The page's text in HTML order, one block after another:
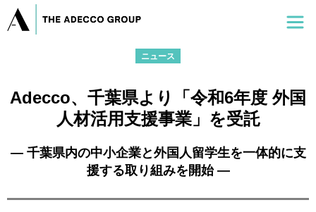
ニュース
Adecco、千葉県より「令和6年度 外国
人材活用支援事業」を受託
― 千葉県内の中小企業と外国人留学生を一体的に支
援する取り組みを開始 ―